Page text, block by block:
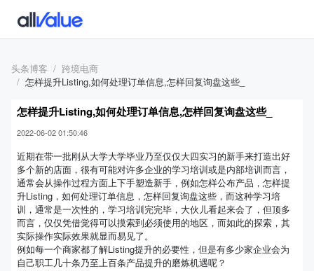
头条博客
跨境电商
怎样提升Listing,如何处理订单信息,怎样回复询盘这些_
怎样提升Listing,如何处理订单信息,怎样回复询盘这些_
2022-06-02 01:50:46
近期在带一批刚从大学大学毕业乃至仅仅大四实习的新手来打造出好
多个新的店面，很有可能对许多企业的学习培训或是内部培训而言，
通常会从操作过程方面上下手塑造新手，例如怎样公布产品，怎样提
升Listing，如何处理订单信息，怎样回复询盘这些，而这种学习培
训，通常是一次性的，学习培训完完毕，大伙儿看起来会了，但顶多
而言，仅仅凭借觉得可以摸索到必须使用的地区，而如此的探索，其
实际操作实际效果就显而易见了。
例如每一个商家都了解Listing提升的必要性，但是有多少家企业会为
自己职工几十条乃至上百条产品提升的磨炼机遇呢？